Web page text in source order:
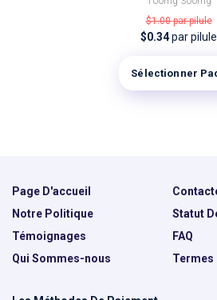
$1.00par pilule
$0.34par pilule
Sélectionner
Page D'accueil
Notre Politique
Statut
Témoignages
FAQ
Qui Sommes-nous
Termes